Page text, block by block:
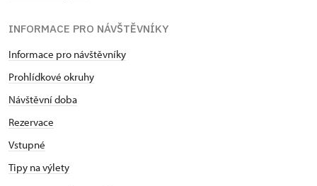
INFORMACE PRO NÁVŠTĚVNÍKY
Informace pro návštěvníky
Prohlídkové okruhy
Návštěvní doba
Rezervace
Vstupné
Tipy na výlety